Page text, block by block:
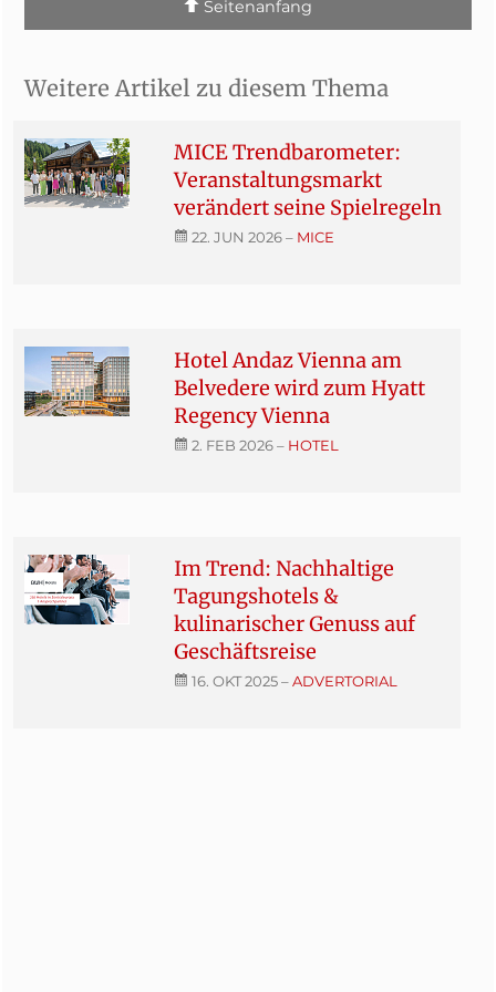
Seitenanfang
Weitere Artikel zu diesem Thema
MICE Trendbarometer:
Veranstaltungsmarkt
verändert seine Spielregeln
22. JUN 2026– MICE
Hotel Andaz Vienna am
Belvedere wird zum Hyatt
Regency Vienna
2. FEB 2026– HOTEL
Im Trend: Nachhaltige
Tagungshotels &
kulinarischer Genuss auf
Geschäftsreise
16. OKT 2025–ADVERTORIAL